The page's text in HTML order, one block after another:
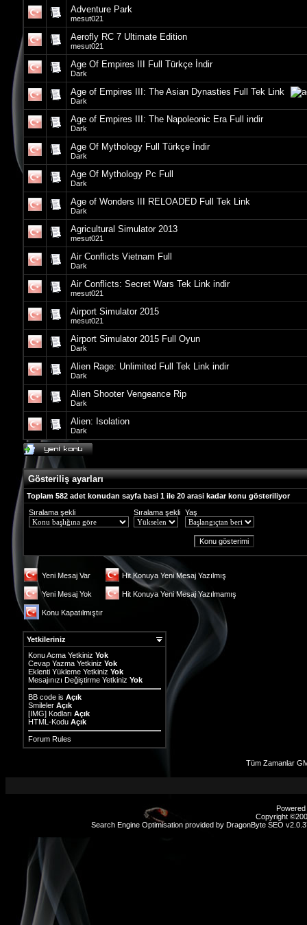
Adventure Park
mesut021
Aerofly RC 7 Ultimate Edition
mesut021
Age Of Empires III Full Türkçe İndir
Dark
Age of Empires III: The Asian Dynasties Full Tek Link
Dark
Age of Empires III: The Napoleonic Era Full indir
Dark
Age Of Mythology Full Türkçe İndir
Dark
Age Of Mythology Pc Full
Dark
Age of Wonders III RELOADED Full Tek Link
Dark
Agricultural Simulator 2013
mesut021
Air Conflicts Vietnam Full
Dark
Air Conflicts: Secret Wars Tek Link indir
mesut021
Airport Simulator 2015
mesut021
Airport Simulator 2015 Full Oyun
Dark
Alien Rage: Unlimited Full Tek Link indir
Dark
Alien Shooter Vengeance Rip
Dark
Alien: Isolation
Dark
Gösteriliş ayarları
Toplam 582 adet konudan sayfa basi 1 ile 20 arasi kadar konu gösteriliyor
Sıralama şekli
Sıralama şekli Yaş
Yeni Mesaj Var Hit Konuya Yeni Mesaj Yazılmış
Yeni Mesaj Yok Hit Konuya Yeni Mesaj Yazılmamış
Konu Kapatılmıştır
Yetkileriniz
Konu Acma Yetkiniz Yok
Cevap Yazma Yetkiniz Yok
Eklenti Yükleme Yetkiniz Yok
Mesajınızı Değiştirme Yetkiniz Yok
BB code is Açık
Smileler Açık
[IMG] Kodları Açık
HTML-Kodu Açık
Forum Rules
Tüm Zamanlar
Copyright
Search Engine Optimisation provided by DragonByte SEO
hikayeleri